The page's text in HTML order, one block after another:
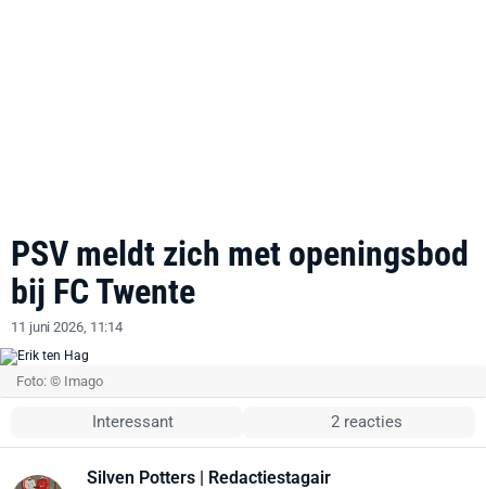
PSV meldt zich met openingsbod
bij FC Twente
11 juni 2026, 11:14
Foto: © Imago
Interessant 2 reacties
Silven Potters | Redactiestagair